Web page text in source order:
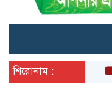
শিরোনাম :